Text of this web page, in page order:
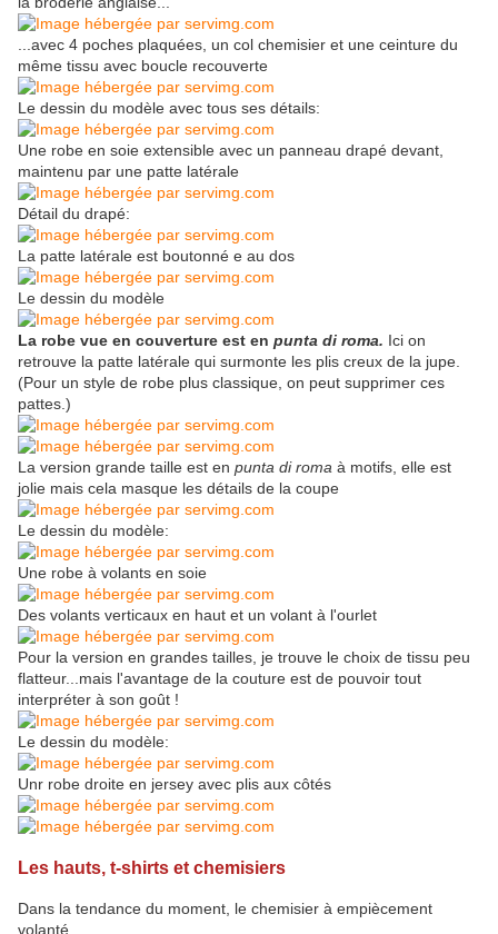
...avec 4 poches plaquées, un col chemisier et une ceinture du
même tissu avec boucle recouverte
Le dessin du modèle avec tous ses détails:
Une robe en soie extensible avec un panneau drapé devant,
maintenu par une patte latérale
Détail du drapé:
La patte latérale est boutonné e au dos
Le dessin du modèle
La robe vue en couverture est en punta di roma. Ici on
retrouve la patte latérale qui surmonte les plis creux de la jupe.
(Pour un style de robe plus classique, on peut supprimer ces
pattes.)
La version grande taille est en punta di roma à motifs, elle est
jolie mais cela masque les détails de la coupe
Le dessin du modèle:
Une robe à volants en soie
Des volants verticaux en haut et un volant à l'ourlet
Pour la version en grandes tailles, je trouve le choix de tissu peu
flatteur...mais l'avantage de la couture est de pouvoir tout
interpréter à son goût !
Le dessin du modèle:
Unr robe droite en jersey avec plis aux côtés
Les hauts, t-shirts et chemisiers
Dans la tendance du moment, le chemisier à empiècement
volanté